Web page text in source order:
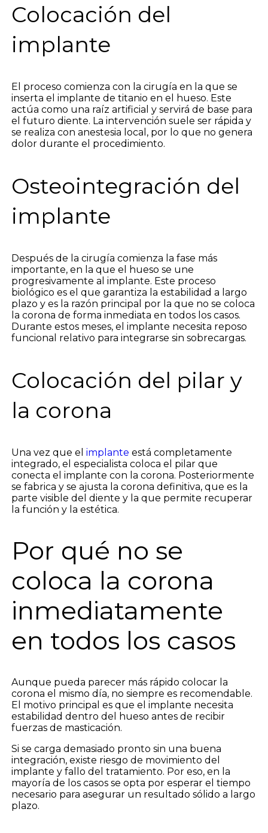
Colocación del
implante
El proceso comienza con la cirugía en la que se
inserta el implante de titanio en el hueso. Este
actúa como una raíz artificial y servirá de base para
el futuro diente. La intervención suele ser rápida y
se realiza con anestesia local, por lo que no genera
dolor durante el procedimiento.
Osteointegración del
implante
Después de la cirugía comienza la fase más
importante, en la que el hueso se une
progresivamente al implante. Este proceso
biológico es el que garantiza la estabilidad a largo
plazo y es la razón principal por la que no se coloca
la corona de forma inmediata en todos los casos.
Durante estos meses, el implante necesita reposo
funcional relativo para integrarse sin sobrecargas.
Colocación del pilar y
la corona
Una vez que el implante está completamente
integrado, el especialista coloca el pilar que
conecta el implante con la corona. Posteriormente
se fabrica y se ajusta la corona definitiva, que es la
parte visible del diente y la que permite recuperar
la función y la estética.
Por qué no se
coloca la corona
inmediatamente
en todos los casos
Aunque pueda parecer más rápido colocar la
corona el mismo día, no siempre es recomendable.
El motivo principal es que el implante necesita
estabilidad dentro del hueso antes de recibir
fuerzas de masticación.
Si se carga demasiado pronto sin una buena
integración, existe riesgo de movimiento del
implante y fallo del tratamiento. Por eso, en la
mayoría de los casos se opta por esperar el tiempo
necesario para asegurar un resultado sólido a largo
plazo.